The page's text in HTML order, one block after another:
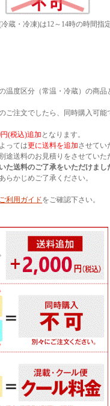
蔵・冷凍)は12～14時の時間
温度区分（常温・冷蔵）の商品
ご注文でしたら、同時購入可能
円(税込)追加 となります。
っては更に送料を追加させてい
途送料のお見積りをさせていた
た送料のご了承をいただけまし
らかじめご了承ください。
ご利用ガイドをご確認下さい。